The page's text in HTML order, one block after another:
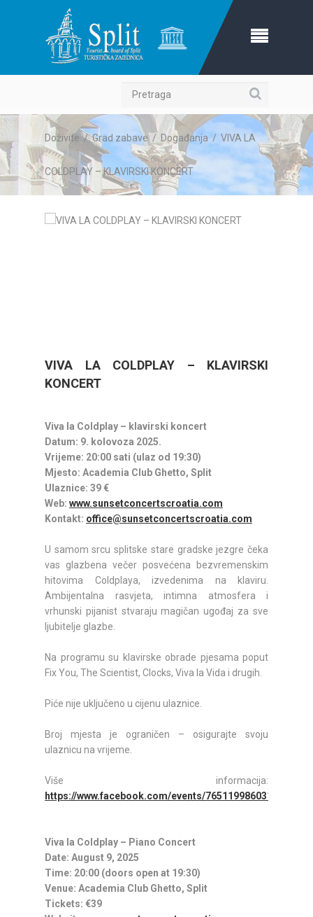
Pretraga
Doživite/Grad zabave/Događanja/ VIVA LA
COLDPLAY – KLAVIRSKI KONCERT
VIVA LA COLDPLAY – KLAVIRSKI
KONCERT
Viva la Coldplay – klavirski koncert
Datum: 9. kolovoza 2025.
Vrijeme: 20:00 sati (ulaz od 19:30)
Mjesto: Academia Club Ghetto, Split
Ulaznice: 39 €
Web: www.sunsetconcertscroatia.com
Kontakt: office@sunsetconcertscroatia.com
U samom srcu splitske stare gradske jezgre čeka
vas glazbena večer posvećena bezvremenskim
hitovima Coldplaya, izvedenima na klaviru.
Ambijentalna rasvjeta, intimna atmosfera i
vrhunski pijanist stvaraju magičan ugođaj za sve
ljubitelje glazbe.
Na programu su klavirske obrade pjesama poput
Fix You, The Scientist, Clocks, Viva la Vida i drugih.
Piće nije uključeno u cijenu ulaznice.
Broj mjesta je ograničen – osigurajte svoju
ulaznicu na vrijeme.
Više informacija:
https://www.facebook.com/events/765119986031091/
Viva la Coldplay – Piano Concert
Date: August 9, 2025
Time: 20:00 (doors open at 19:30)
Venue: Academia Club Ghetto, Split
Tickets: €39